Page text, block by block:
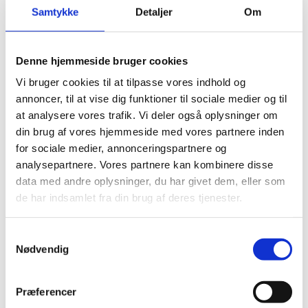
Samtykke Detaljer Om
Denne hjemmeside bruger cookies
Vi bruger cookies til at tilpasse vores indhold og
annoncer, til at vise dig funktioner til sociale medier og til
at analysere vores trafik. Vi deler også oplysninger om
din brug af vores hjemmeside med vores partnere inden
for sociale medier, annonceringspartnere og
analysepartnere. Vores partnere kan kombinere disse
data med andre oplysninger, du har givet dem, eller som
de har indsamlet fra din brug af deres tjenester.
Nødvendig
Præferencer
uddannelse), kan dit uddannelsessted søge om test og
afklaring til dig via SPS-ordningen.
Hvis du allerede har dokumentation for, at du har tegn på
Dokumentationen skal indeholde:
Resultat af en test, der viser, at du har tegn på
talblindhed.
En faglig konklusion på den gennemførte test, hvor det
tydeligt fremgår, om resultaterne peger på talblindhed.
En beskrivelse af dine vanskeligheder med matematiske
En beskrivelse af dine vanskeligheder med tal i
tidsfornemmelse/planlægning).